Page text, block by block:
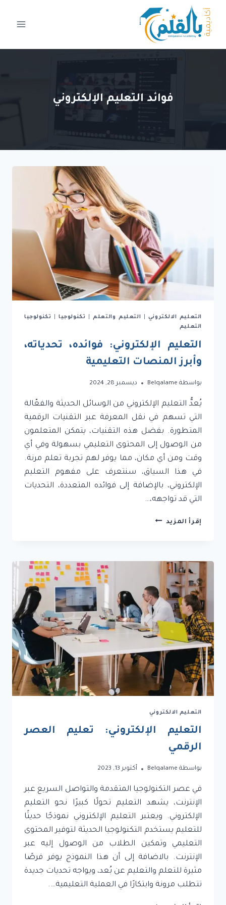
التجاوز
المحتوى
فوائد التعليم الإلكتروني
التعليم الالكتروني التعليم والتعلم| تكنولوجيا|
تكنولوجيا
التعليم
التعليم الإلكتروني: فوائده، تحدياته،
وأبرز المنصات التعليمية
بواسطة Belqalame ديسمبر 28, 2024
يُعدُّ التعليم الإلكتروني من الوسائل الحديثة والفعّالة
التي تسهم في نقل المعرفة عبر التقنيات الرقمية
المتطورة. بفضل هذه التقنيات، يتمكن المتعلمون
من الوصول إلى المحتوى التعليمي بسهولة وفي أي
وقت ومن أي مكان، مما يوفر لهم تجربة تعلم مرنة.
في هذا السياق، سنتعرف على مفهوم التعليم
الإلكتروني، بالإضافة إلى فوائده المتعددة، التحديات
التي قد تواجهه،…
إقرأ المزيد التعليم
وأبرز
التعليم الالكتروني
التعليم الإلكتروني: تعليم العصر
الرقمي
بواسطة Belqalame أكتوبر 13, 2023
في عصر التكنولوجيا المتقدمة والتواصل السريع عبر
الإنترنت، يشهد التعليم تحولًا كبيرًا نحو التعليم
الإلكتروني. ويعتبر التعليم الإلكتروني نموذجًا حديثًا
للتعليم يستخدم التكنولوجيا الحديثة لتوفير المحتوى
التعليمي وتمكين الطلاب من الوصول إليه عبر
الإنترنت. بالاضافة إلى أن هذا النموذج يوفر فرصًا
مثيرة للتعلم والتعليم عن بُعد، ويواجه تحديات جديدة
تتطلب مرونة وابتكارًا في العملية التعليمية….